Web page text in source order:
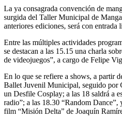
La ya consagrada convención de
surgida del Taller Municipal de
anteriores ediciones, será con entrada
Entre las múltiples actividades
se destacan a las 15.15 una charla
de videojuegos”, a cargo de Felipe
En lo que se refiere a shows, a partir
Ballet Juvenil Municipal, seguido por
un Desfile Cosplay; a las 18 saldrá a
radio”; a las 18.30 “Random Dance”,
film “Misión Delta” de Joaquín